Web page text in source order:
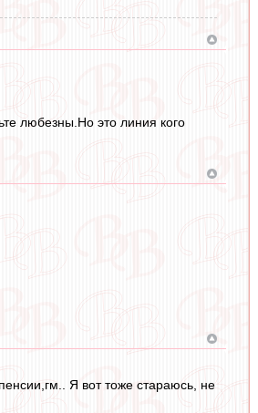
любезны.Но это линия кого
Я вот тоже стараюсь, не